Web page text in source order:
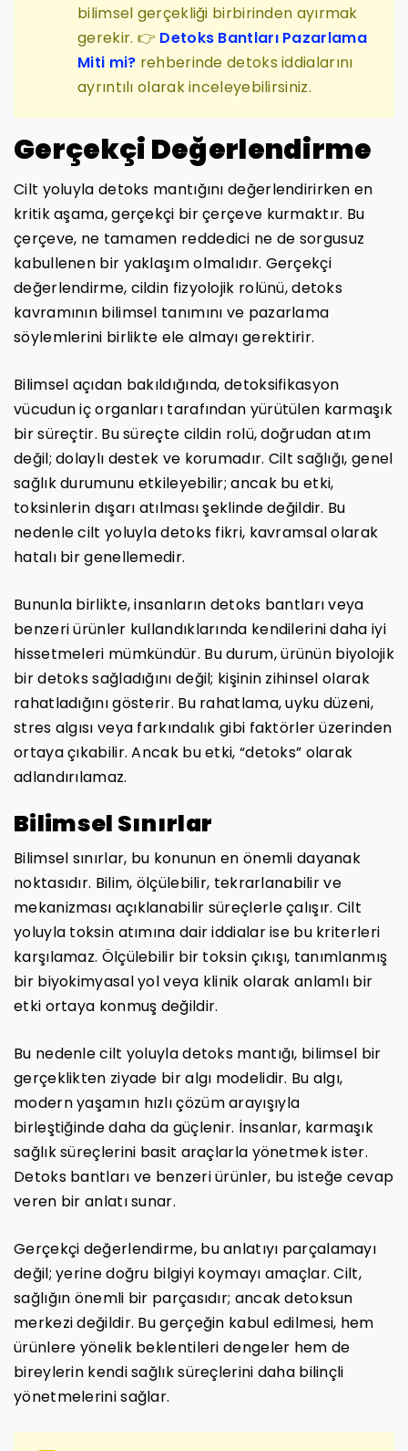
bilimsel gerçekliği birbirinden ayırmak
gerekir. 👉 Detoks Bantları Pazarlama
Miti mi? rehberinde detoks iddialarını
ayrıntılı olarak inceleyebilirsiniz.
Gerçekçi Değerlendirme
Cilt yoluyla detoks mantığını değerlendirirken en
kritik aşama, gerçekçi bir çerçeve kurmaktır. Bu
çerçeve, ne tamamen reddedici ne de sorgusuz
kabullenen bir yaklaşım olmalıdır. Gerçekçi
değerlendirme, cildin fizyolojik rolünü, detoks
kavramının bilimsel tanımını ve pazarlama
söylemlerini birlikte ele almayı gerektirir.
Bilimsel açıdan bakıldığında, detoksifikasyon
vücudun iç organları tarafından yürütülen karmaşık
bir süreçtir. Bu süreçte cildin rolü, doğrudan atım
değil; dolaylı destek ve korumadır. Cilt sağlığı, genel
sağlık durumunu etkileyebilir; ancak bu etki,
toksinlerin dışarı atılması şeklinde değildir. Bu
nedenle cilt yoluyla detoks fikri, kavramsal olarak
hatalı bir genellemedir.
Bununla birlikte, insanların detoks bantları veya
benzeri ürünler kullandıklarında kendilerini daha iyi
hissetmeleri mümkündür. Bu durum, ürünün biyolojik
bir detoks sağladığını değil; kişinin zihinsel olarak
rahatladığını gösterir. Bu rahatlama, uyku düzeni,
stres algısı veya farkındalık gibi faktörler üzerinden
ortaya çıkabilir. Ancak bu etki, “detoks” olarak
adlandırılamaz.
Bilimsel Sınırlar
Bilimsel sınırlar, bu konunun en önemli dayanak
noktasıdır. Bilim, ölçülebilir, tekrarlanabilir ve
mekanizması açıklanabilir süreçlerle çalışır. Cilt
yoluyla toksin atımına dair iddialar ise bu kriterleri
karşılamaz. Ölçülebilir bir toksin çıkışı, tanımlanmış
bir biyokimyasal yol veya klinik olarak anlamlı bir
etki ortaya konmuş değildir.
Bu nedenle cilt yoluyla detoks mantığı, bilimsel bir
gerçeklikten ziyade bir algı modelidir. Bu algı,
modern yaşamın hızlı çözüm arayışıyla
birleştiğinde daha da güçlenir. İnsanlar, karmaşık
sağlık süreçlerini basit araçlarla yönetmek ister.
Detoks bantları ve benzeri ürünler, bu isteğe cevap
veren bir anlatı sunar.
Gerçekçi değerlendirme, bu anlatıyı parçalamayı
değil; yerine doğru bilgiyi koymayı amaçlar. Cilt,
sağlığın önemli bir parçasıdır; ancak detoksun
merkezi değildir. Bu gerçeğin kabul edilmesi, hem
ürünlere yönelik beklentileri dengeler hem de
bireylerin kendi sağlık süreçlerini daha bilinçli
yönetmelerini sağlar.